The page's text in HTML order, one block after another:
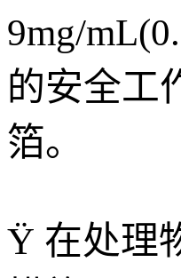
9mg/mL
的安全工
箔。
Ÿ 在处理